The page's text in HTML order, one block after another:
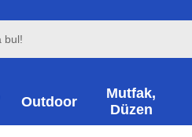
Outdoor
Mutfak,
Düzen